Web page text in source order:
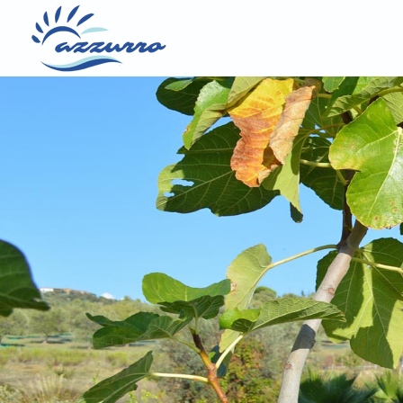
Wohnfläche
Betten
Heizung
Ausstattung
Entfernung
Haustiere
Datenschutzrechtliche